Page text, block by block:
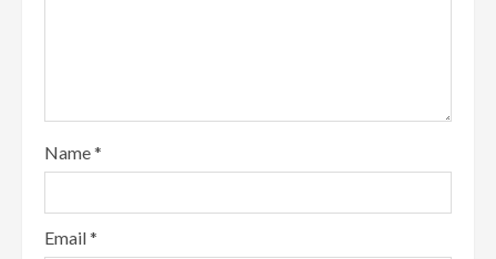
Name*
Email*